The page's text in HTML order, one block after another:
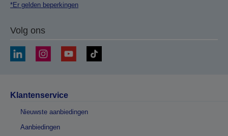
*Er gelden beperkingen
Volg ons
Klantenservice
Nieuwste aanbiedingen
Aanbiedingen